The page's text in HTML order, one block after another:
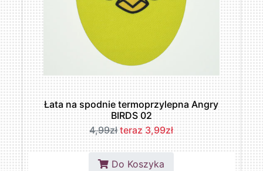
Łata na spodnie termoprzylepna Angry
BIRDS 02
4,99zł teraz 3,99zł
Do Koszyka